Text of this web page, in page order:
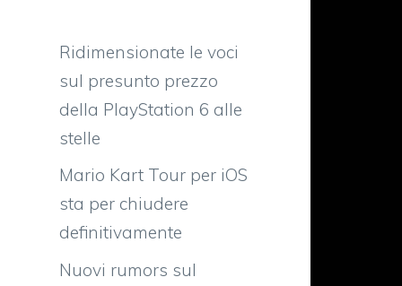
Ridimensionate le voci
sul presunto prezzo
della PlayStation 6 alle
stelle
Mario Kart Tour per iOS
sta per chiudere
definitivamente
Nuovi rumors sul